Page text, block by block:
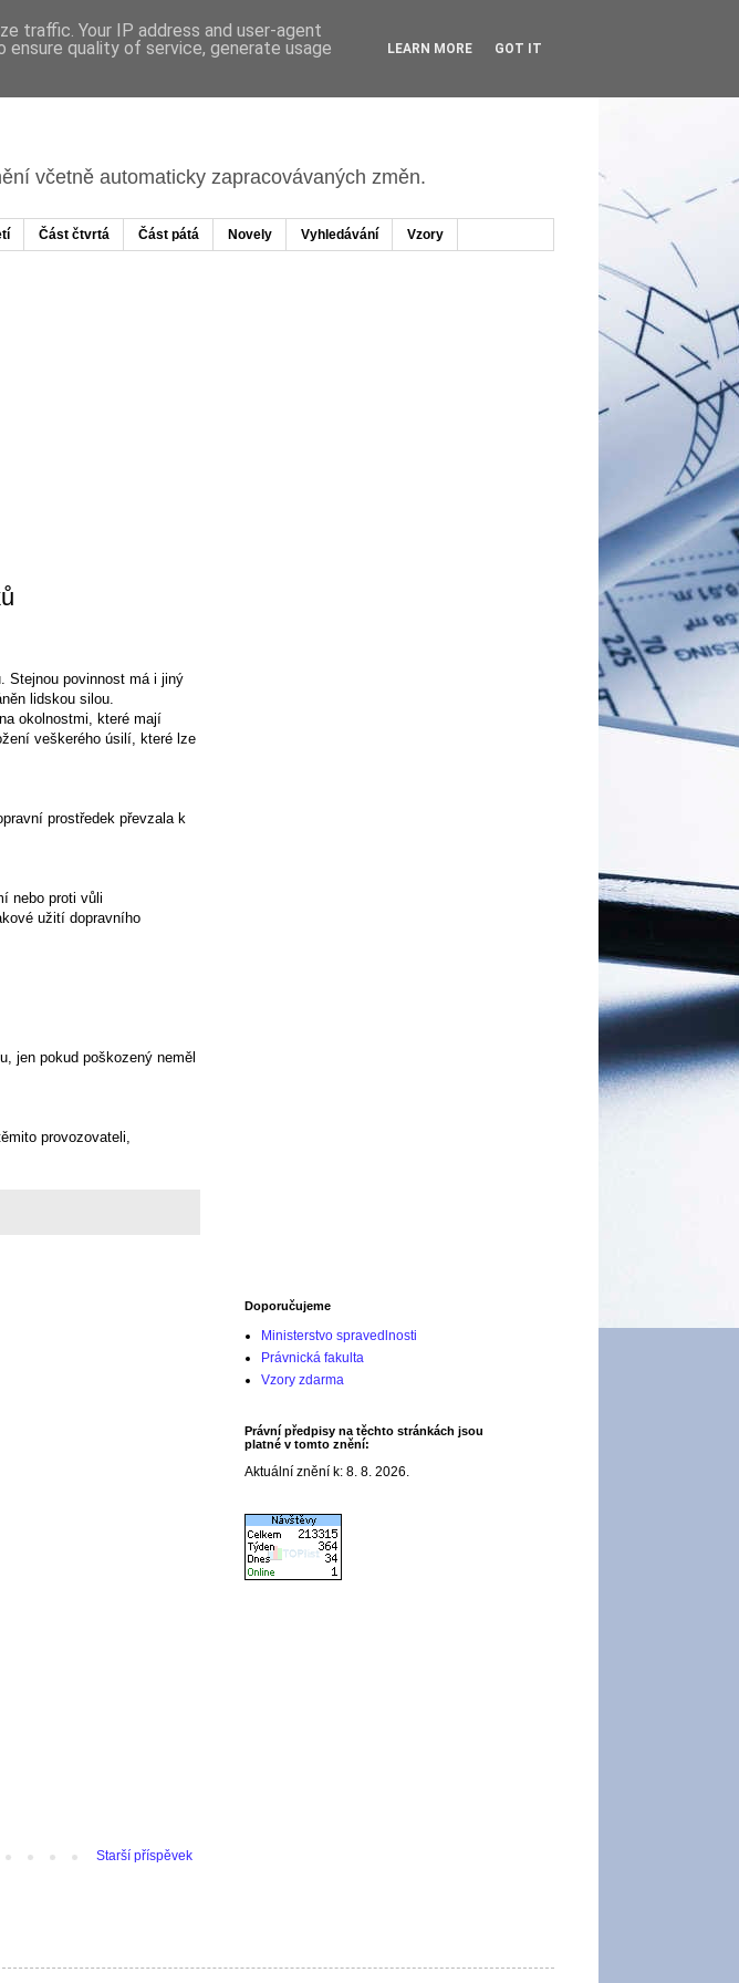
včetně automaticky zapracovávaných změn.
Část čtvrtá Část pátá Novely Vyhledávání Vzory
Stejnou povinnost má i jiný
lidskou silou.
okolnostmi, které mají
veškerého úsilí, které lze
prostředek převzala k
nebo proti vůli
užití dopravního
jen pokud poškozený neměl
provozovateli,
Starší příspěvek
Doporučujeme
Ministerstvo spravedlnosti
Právnická fakulta
Vzory zdarma
Právní předpisy na těchto stránkách jsou
platné v tomto znění:
Aktuální znění k: 8. 8. 2026.
traffic. Your IP address and user-agent
quality of service, generate usage
LEARN MORE GOT IT